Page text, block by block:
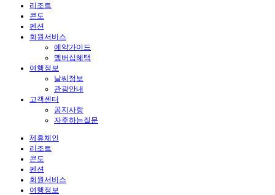
리조트
콘도
펜션
회원서비스
예약가이드
멤버십혜택
여행정보
날씨정보
관광안내
고객센터
공지사항
자주하는질문
제휴체인
리조트
콘도
펜션
회원서비스
여행정보